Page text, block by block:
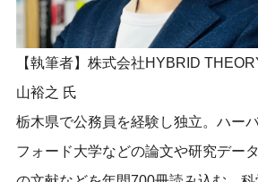
【執筆者】株式会社HYBRID
山裕之 氏
栃木県で公務員を経験し独立。 ハー
フォード大学などの論文や研究データ